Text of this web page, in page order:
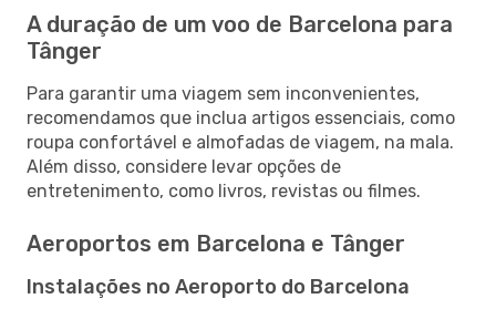
A duração de um voo de Barcelona para
Tânger
Para garantir uma viagem sem inconvenientes,
recomendamos que inclua artigos essenciais, como
roupa confortável e almofadas de viagem, na mala.
Além disso, considere levar opções de
entretenimento, como livros, revistas ou filmes.
Aeroportos em Barcelona e Tânger
Instalações no Aeroporto do Barcelona